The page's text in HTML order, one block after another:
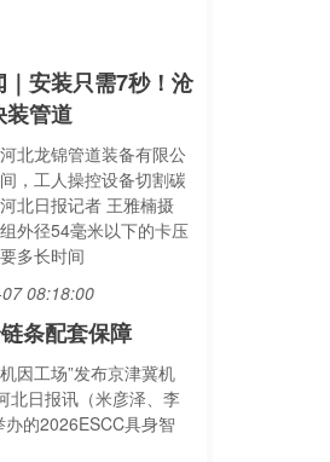
安装只需7秒！沧
装管道
北龙锦管道装备有限公
，工人操控设备切割碳
北日报记者 王雅楠摄
外径54毫米以下的卡压
多长时间
08:18:00
条配套保障
因工场”发布京津冀机
北日报讯（米彦泽、李
的2026ESCC具身智